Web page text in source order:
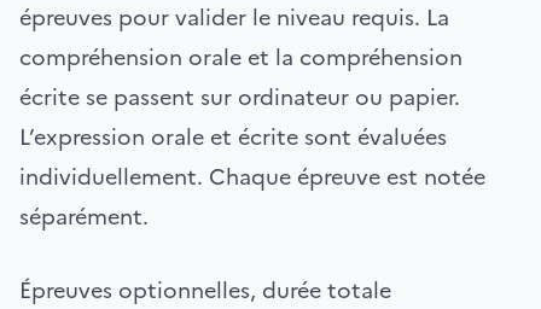
épreuves pour valider le niveau requis. La
compréhension orale et la compréhension
écrite se passent sur ordinateur ou papier.
L’expression orale et écrite sont évaluées
individuellement. Chaque épreuve est notée
séparément.
Épreuves optionnelles, durée totale